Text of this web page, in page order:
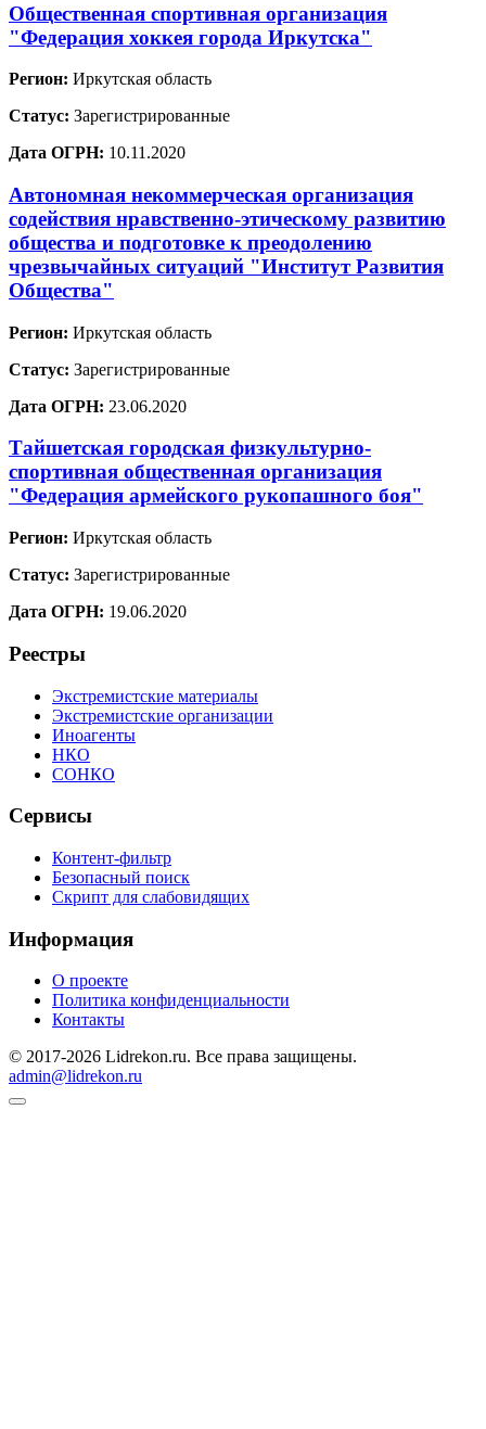
Общественная спортивная организация
"Федерация хоккея города Иркутска"
Регион: Иркутская область
Статус: Зарегистрированные
Дата ОГРН: 10.11.2020
Автономная некоммерческая организация
содействия нравственно-этическому развитию
общества и подготовке к преодолению
чрезвычайных ситуаций "Институт Развития
Общества"
Регион: Иркутская область
Статус: Зарегистрированные
Дата ОГРН: 23.06.2020
Тайшетская городская физкультурно-
спортивная общественная организация
"Федерация армейского рукопашного боя"
Регион: Иркутская область
Статус: Зарегистрированные
Дата ОГРН: 19.06.2020
Реестры
Экстремистские материалы
Экстремистские организации
Иноагенты
НКО
СОНКО
Сервисы
Контент-фильтр
Безопасный поиск
Скрипт для слабовидящих
Информация
О проекте
Политика конфиденциальности
Контакты
© 2017-2026 Lidrekon.ru. Все права защищены.
admin@lidrekon.ru